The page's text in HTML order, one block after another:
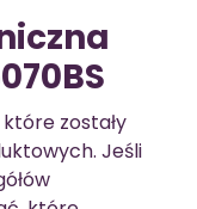
zostały
Jeśli